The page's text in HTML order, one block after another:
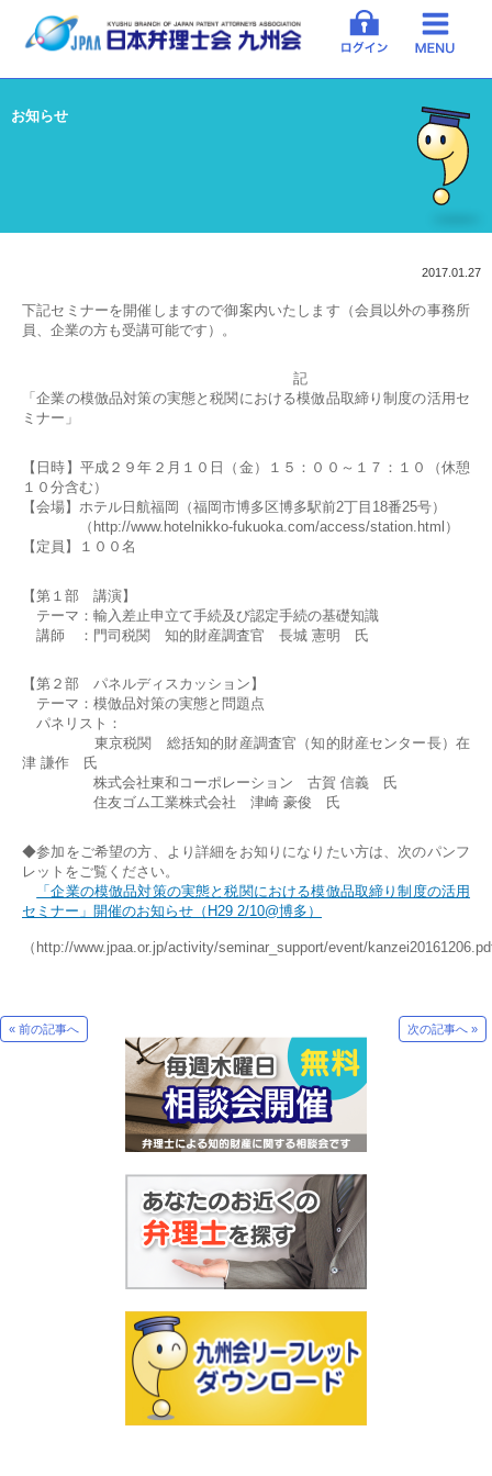
お知らせ
2017.01.27
下記セミナーを開催しますので御案内いたします（会員以外の事務所
員、企業の方も受講可能です）。
記
「企業の模倣品対策の実態と税関における模倣品取締り制度の活用セ
ミナー」
【日時】平成２９年２月１０日（金）１５：００～１７：１０（休憩
１０分含む）
【会場】ホテル日航福岡（福岡市博多区博多駅前2丁目18番25号）
（http://www.hotelnikko-fukuoka.com/access/station.html）
【定員】１００名
【第１部 講演】
テーマ：輸入差止申立て手続及び認定手続の基礎知識
講師 ：門司税関 知的財産調査官 長城 憲明 氏
【第２部 パネルディスカッション】
テーマ：模倣品対策の実態と問題点
パネリスト：
東京税関 総括知的財産調査官（知的財産センター長）在
津 謙作 氏
株式会社東和コーポレーション 古賀 信義 氏
住友ゴム工業株式会社 津崎 豪俊 氏
◆参加をご希望の方、より詳細をお知りになりたい方は、次のパンフ
レットをご覧ください。
「企業の模倣品対策の実態と税関における模倣品取締り制度の活用
セミナー」開催のお知らせ（H29 2/10@博多）
（http://www.jpaa.or.jp/activity/seminar_support/event/
« 前の記事へ 次の記事へ »